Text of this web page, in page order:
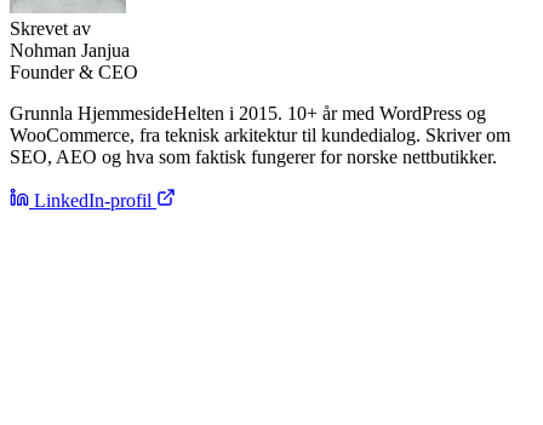
Skrevet av
Nohman Janjua
Founder & CEO
Grunnla HjemmesideHelten i 2015. 10+ år med WordPress og
WooCommerce, fra teknisk arkitektur til kundedialog. Skriver om
SEO, AEO og hva som faktisk fungerer for norske nettbutikker.
LinkedIn-profil